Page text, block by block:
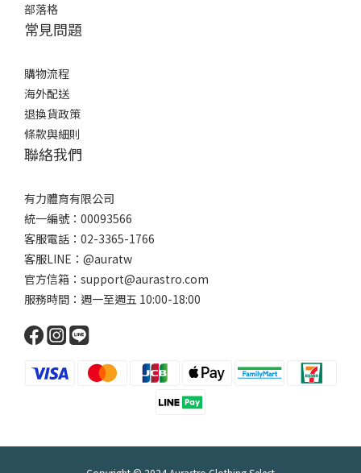
部落格
常見問題
購物流程
海外配送
退換貨政策
條款與細則
聯絡我們
有力體育有限公司
統一編號：00093566
客服電話：02-3365-1766
客服LINE：@auratw
官方信箱：support@aurastro.com
服務時間：週一至週五 10:00-18:00